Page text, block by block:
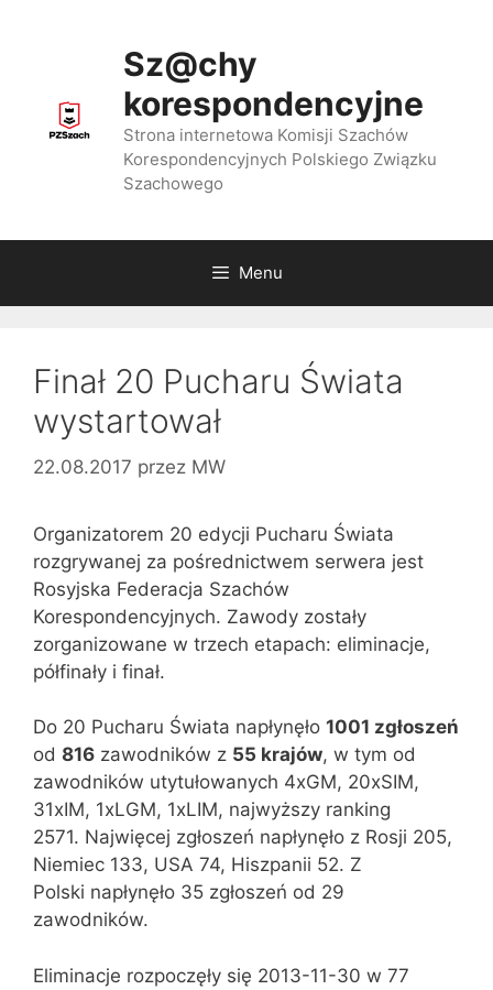
Sz@chy
korespondencyjne
Strona internetowa Komisji Szachów
Korespondencyjnych Polskiego Związku
Szachowego
Menu
Finał 20 Pucharu Świata
wystartował
22.08.2017 przez MW
Organizatorem 20 edycji Pucharu Świata
rozgrywanej za pośrednictwem serwera jest
Rosyjska Federacja Szachów
Korespondencyjnych. Zawody zostały
zorganizowane w trzech etapach: eliminacje,
półfinały i finał.
Do 20 Pucharu Świata napłynęło 1001 zgłoszeń
od 816 zawodników z 55 krajów, w tym od
zawodników utytułowanych 4xGM, 20xSIM,
31xIM, 1xLGM, 1xLIM, najwyższy ranking
2571. Najwięcej zgłoszeń napłynęło z Rosji 205,
Niemiec 133, USA 74, Hiszpanii 52. Z
Polski napłynęło 35 zgłoszeń od 29
zawodników.
Eliminacje rozpoczęły się 2013-11-30 w 77